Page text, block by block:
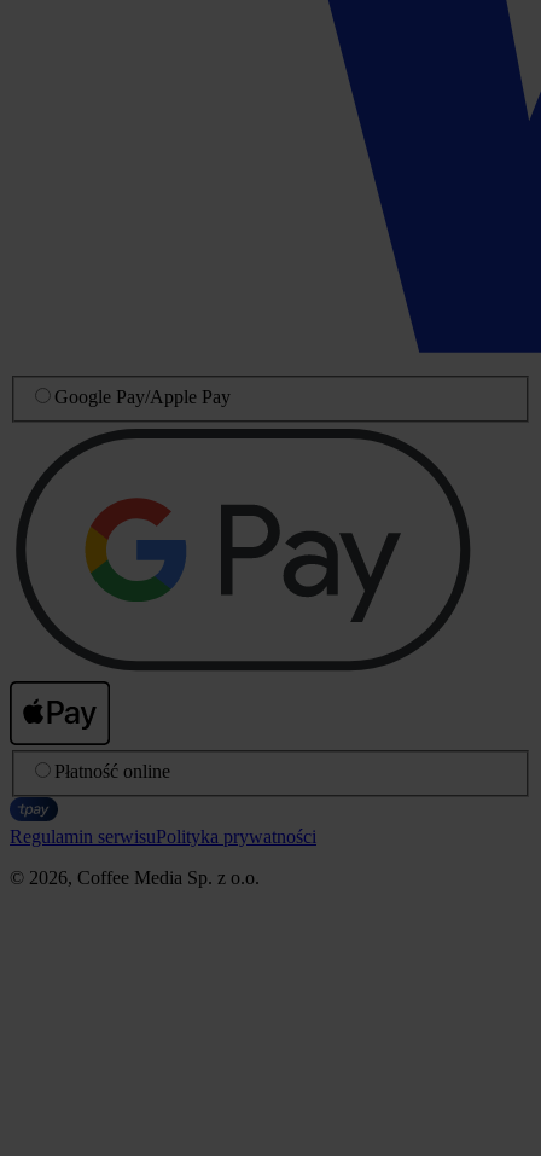
Google Pay/Apple Pay
Płatność online
Regulamin serwisuPolityka prywatności
© 2026, Coffee Media Sp. z o.o.